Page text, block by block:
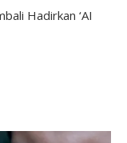
Hadirkan ‘AI